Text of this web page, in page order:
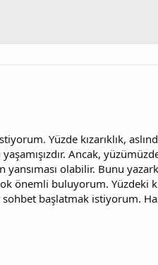
Yüzde kızarıklık,
Ancak,
olabilir. Bunu
buluyorum. Yüzdeki
başlatmak istiyorum.